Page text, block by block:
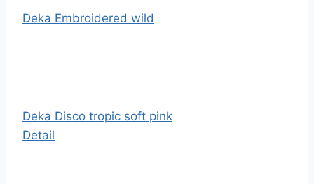
Deka Embroidered wild
Deka Disco tropic soft pink
Detail